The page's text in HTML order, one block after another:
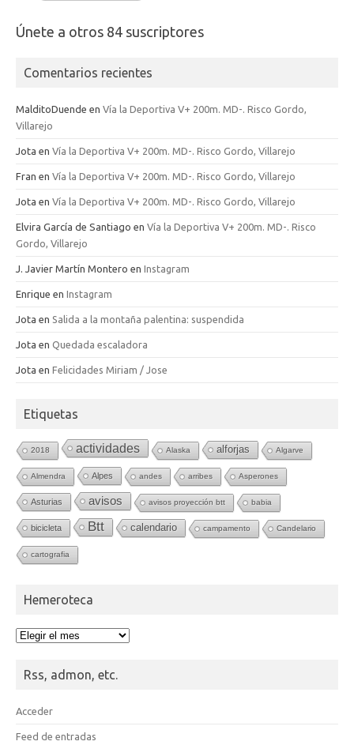
Únete a otros 84 suscriptores
Comentarios recientes
MalditoDuende en Vía la Deportiva V+ 200m. MD-. Risco Gordo,
Villarejo
Jota en Vía la Deportiva V+ 200m. MD-. Risco Gordo, Villarejo
Fran en Vía la Deportiva V+ 200m. MD-. Risco Gordo, Villarejo
Jota en Vía la Deportiva V+ 200m. MD-. Risco Gordo, Villarejo
Elvira García de Santiago en Vía la Deportiva V+ 200m. MD-. Risco
Gordo, Villarejo
J. Javier Martín Montero en Instagram
Enrique en Instagram
Jota en Salida a la montaña palentina: suspendida
Jota en Quedada escaladora
Jota en Felicidades Miriam / Jose
Etiquetas
2018 actividades Alaska alforjas Algarve
Almendra Alpes andes arribes Asperones
Asturias avisos avisos proyección btt babia
bicicleta Btt calendario campamento Candelario
cartografia
Hemeroteca
Hemeroteca
Rss, admon, etc.
Acceder
Feed de entradas